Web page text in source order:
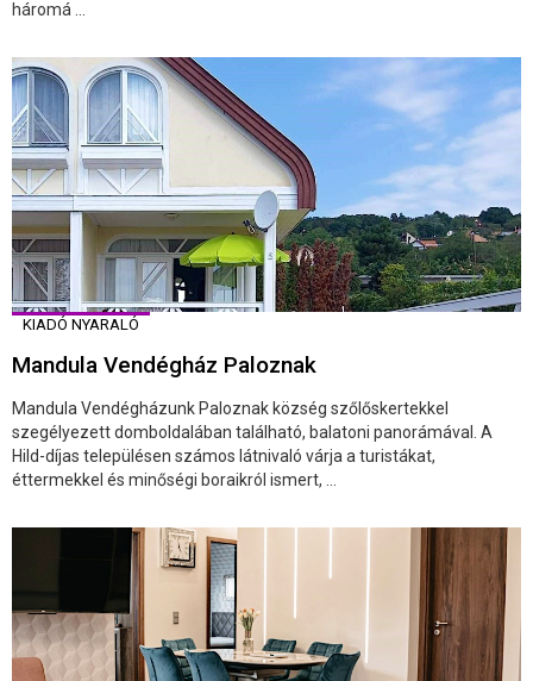
háromá ...
KIADÓ NYARALÓ
Mandula Vendégház Paloznak
Mandula Vendégházunk Paloznak község szőlőskertekkel
szegélyezett domboldalában található, balatoni panorámával. A
Hild-díjas településen számos látnivaló várja a turistákat,
éttermekkel és minőségi boraikról ismert, ...